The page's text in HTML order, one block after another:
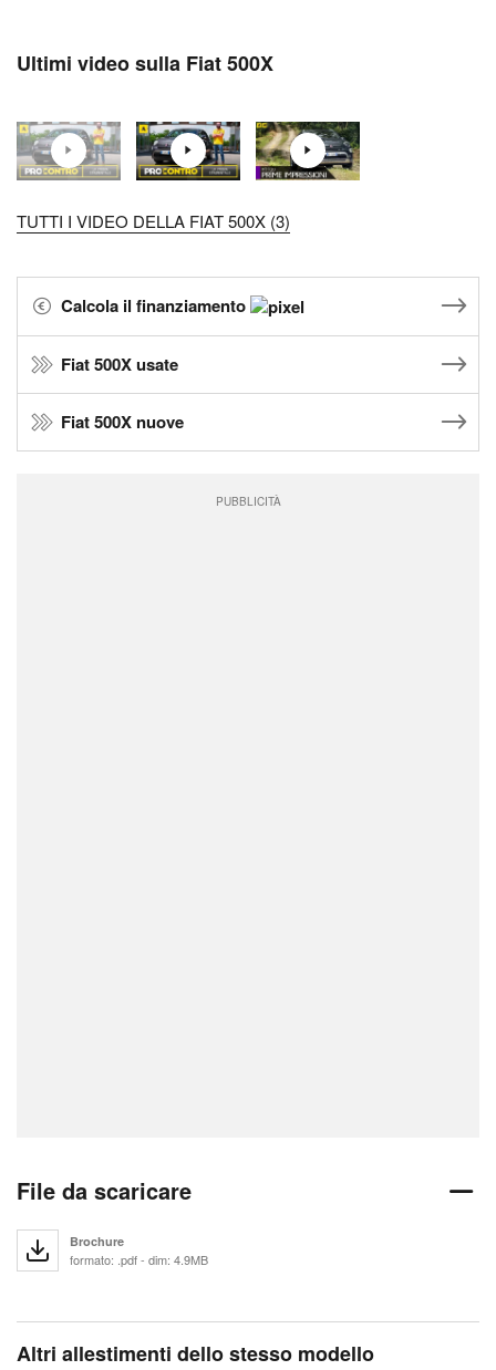
Ultimi video sulla Fiat 500X
TUTTI I VIDEO DELLA FIAT 500X (3)
Calcola il finanziamento
Fiat 500X usate
Fiat 500X nuove
PUBBLICITÀ
File da scaricare
Brochure
formato: .pdf - dim: 4.9MB
Altri allestimenti dello stesso modello